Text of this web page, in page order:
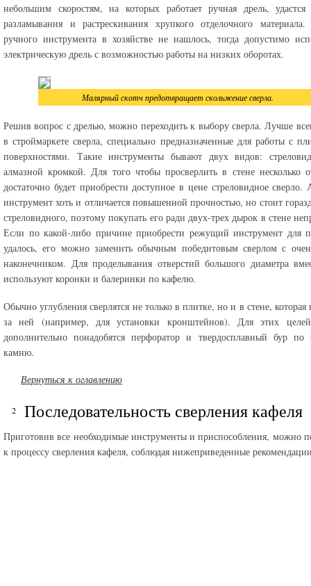
небольшим скоростям, на которых работает ручная дрель, удастся
разламывания и растрескивания хрупкого отделочного
ручного инструмента в хозяйстве не нашлось, тогда допустимо
электрическую дрель с возможностью работы на низких оборотах.
Малярный скотч предотвращает скольжение сверла.
Решив вопрос с дрелью, можно переходить к выбору сверла. Лучше
в строймаркете сверла, специально предназначенные для работы с
поверхностями. Такие инструменты бывают двух видов:
алмазной кромкой. Для того чтобы просверлить в стене несколько
достаточно будет приобрести доступное в цене стреловидное
инструмент хоть и отличается повышенной прочностью, но стоит
стреловидного, поэтому покупать его ради двух-трех дырок в стене
Если по какой-либо причине приобрести режущий инструмент для
удалось, его можно заменить обычным победитовым сверлом с
наконечником. Для проделывания отверстий большого диаметра
используют коронки и балеринки по кафелю.
Обычно углубления сверлятся не только в плитке, но и в стене, которая
за ней (например, для установки кронштейнов). Для этих
дополнительно понадобятся перфоратор и твердосплавный бур по
камню.
Вернуться к оглавлению
Последовательность сверления кафеля
Приготовив все необходимые инструменты и приспособления, можно
к процессу сверления кафеля, соблюдая нижеприведенные